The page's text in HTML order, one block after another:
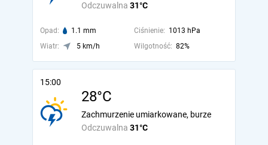
Odczuwalna 31°C
Opad: 1.1 mm Ciśnienie: 1013 hPa
Wiatr:
5 km/h Wilgotność: 82%
15:00
28°C
Odczuwalna 31°C
Zachmurzenie umiarkowane, burze